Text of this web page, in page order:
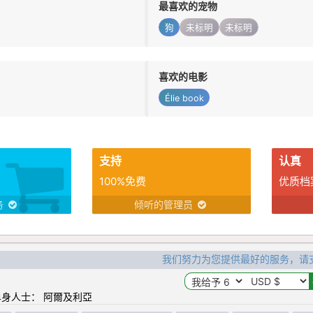
最喜欢的宠物
狗 未标明 未标明
喜欢的电影
Élie book
支持
100%免费
倾听的管理员
认真
优质档
我们努力为您提供最好的服务，
人士： 阿爾及利亞